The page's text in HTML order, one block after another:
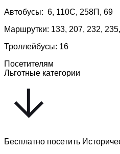
Автобусы: 6, 110С, 258П, 69
Маршрутки: 133, 207, 232,
Троллейбусы: 16
Посетителям
Льготные категории
Бесплатно посетить